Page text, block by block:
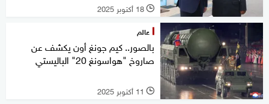
l 18 أكتوبر 2025
عالم
بالصور.. كيم جونغ أون يكشف عن
صاروخ "هواسونغ 20" الباليستي
l 11 أكتوبر 2025